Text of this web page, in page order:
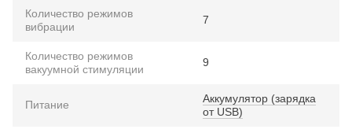
Количество режимов
вибрации
7
Количество режимов
вакуумной стимуляции
9
Питание
Аккумулятор (зарядка
от USB)